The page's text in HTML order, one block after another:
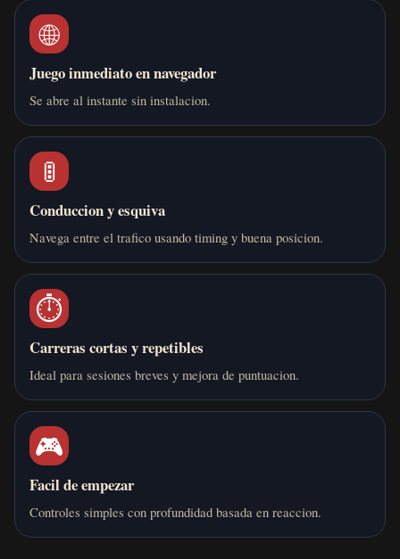
🌐
Juego inmediato en navegador
Se abre al instante sin instalacion.
🚦
Conduccion y esquiva
Navega entre el trafico usando timing y buena posicion.
⏱️
Carreras cortas y repetibles
Ideal para sesiones breves y mejora de puntuacion.
🎮
Facil de empezar
Controles simples con profundidad basada en reaccion.